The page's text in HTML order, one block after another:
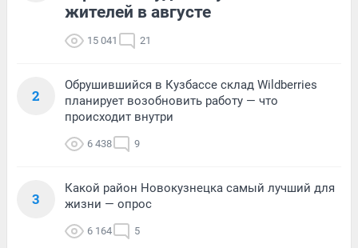
жителей в августе
15 041 21
2
Обрушившийся в Кузбассе склад Wildberries
планирует возобновить работу — что
происходит внутри
6 438 9
3
Какой район Новокузнецка самый лучший для
жизни — опрос
6 164 5